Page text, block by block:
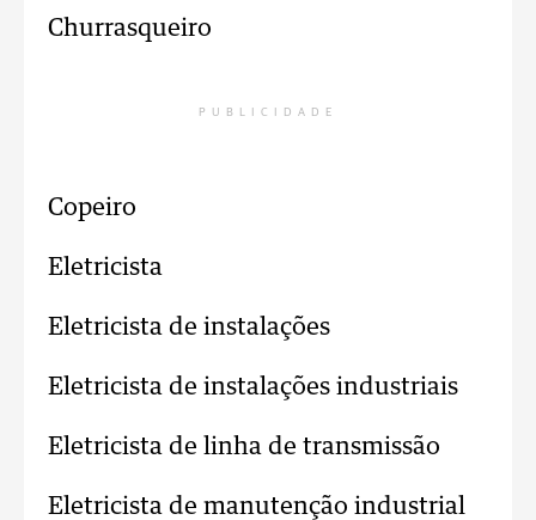
Churrasqueiro
PUBLICIDADE
Copeiro
Eletricista
Eletricista de instalações
Eletricista de instalações industriais
Eletricista de linha de transmissão
Eletricista de manutenção industrial